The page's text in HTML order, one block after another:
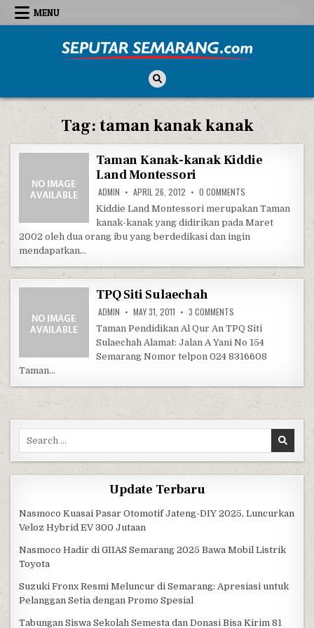
Skip to content
MENU
Tag:taman kanak kanak
Taman Kanak-kanak Kiddie
Land Montessori
ADMIN APRIL 26, 2012 0 COMMENTS
Kiddie Land Montessori merupakan Taman
kanak-kanak yang didirikan pada Maret
2002 oleh dua orang ibu yang berdedikasi dan ingin
mendapatkan…
TPQ Siti Sulaechah
ADMIN MAY 31, 2011 3 COMMENTS
Taman Pendidikan Al Qur An TPQ Siti
Sulaechah Alamat: Jalan A Yani No 154
Semarang Nomor telpon 024 8316608
Taman…
Search for:
Update Terbaru
Nasmoco Kuasai Pasar Otomotif Jateng-DIY 2025, Luncurkan
Veloz Hybrid EV 300 Jutaan
Nasmoco Hadir di GIIAS Semarang 2025 Bawa Mobil Listrik
Toyota
Suzuki Fronx Resmi Meluncur di Semarang: Apresiasi untuk
Pelanggan Setia dengan Promo Spesial
Tabungan Siswa Sekolah Semesta dan Donasi Bisa Kirim 81